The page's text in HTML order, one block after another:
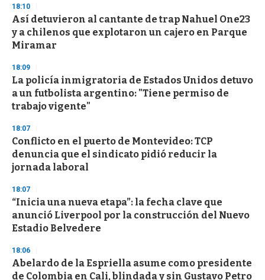
18:10
Así detuvieron al cantante de trap Nahuel One23
y a chilenos que explotaron un cajero en Parque
Miramar
18:09
La policía inmigratoria de Estados Unidos detuvo
a un futbolista argentino: "Tiene permiso de
trabajo vigente"
18:07
Conflicto en el puerto de Montevideo: TCP
denuncia que el sindicato pidió reducir la
jornada laboral
18:07
“Inicia una nueva etapa”: la fecha clave que
anunció Liverpool por la construcción del Nuevo
Estadio Belvedere
18:06
Abelardo de la Espriella asume como presidente
de Colombia en Cali, blindada y sin Gustavo Petro